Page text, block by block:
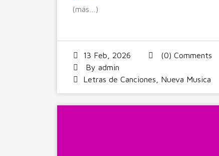
(más…)
13 Feb, 2026
(0) Comments
By admin
Letras de Canciones
Nueva Musica